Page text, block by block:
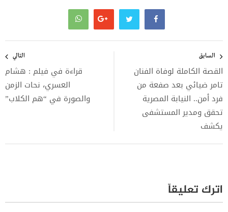
المقالات
السابق
القصة الكاملة لوفاة الفنان
تامر ضيائي بعد صفعة من
فرد أمن.. النيابة المصرية
تحقق ومدير المستشفى
يكشف
التالي
قراءة في فيلم : هشام
العسري، نحات الزمن
والصورة في “هم الكلاب”
اترك تعليقاً